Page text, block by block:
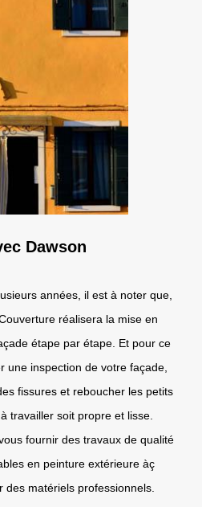
Dawson
années, il est à noter que,
réalisera la mise en
étape par étape. Et pour ce
une inspection de votre façade,
fissures et reboucher les petits
travailler soit propre et lisse.
fournir des travaux de qualité
en peinture extérieure àç
des matériels professionnels.